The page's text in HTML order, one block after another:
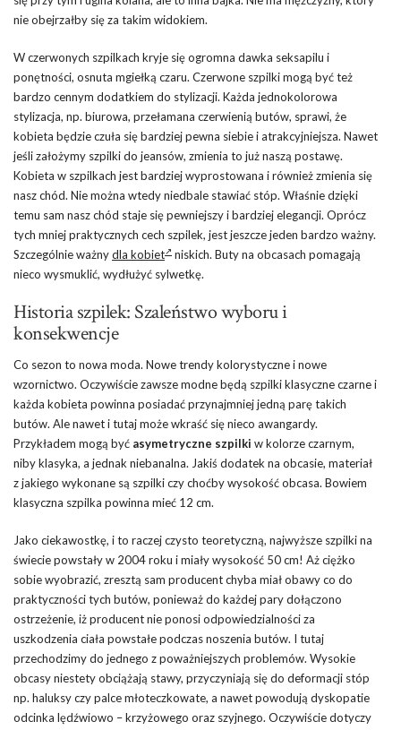
nie obejrzałby się za takim widokiem.
W czerwonych szpilkach kryje się ogromna dawka seksapilu i
ponętności, osnuta mgiełką czaru. Czerwone szpilki mogą być też
bardzo cennym dodatkiem do stylizacji. Każda jednokolorowa
stylizacja, np. biurowa, przełamana czerwienią butów, sprawi, że
kobieta będzie czuła się bardziej pewna siebie i atrakcyjniejsza. Nawet
jeśli założymy szpilki do jeansów, zmienia to już naszą postawę.
Kobieta w szpilkach jest bardziej wyprostowana i również zmienia się
nasz chód. Nie można wtedy niedbale stawiać stóp. Właśnie dzięki
temu sam nasz chód staje się pewniejszy i bardziej elegancji. Oprócz
tych mniej praktycznych cech szpilek, jest jeszcze jeden bardzo ważny.
Szczególnie ważnydla kobiet
niskich. Buty na obcasach pomagają
nieco wysmuklić, wydłużyć sylwetkę.
Historia szpilek: Szaleństwo wyboru i
konsekwencje
Co sezon to nowa moda. Nowe trendy kolorystyczne i nowe
wzornictwo. Oczywiście zawsze modne będą szpilki klasyczne czarne i
każda kobieta powinna posiadać przynajmniej jedną parę takich
butów. Ale nawet i tutaj może wkraść się nieco awangardy.
Przykładem mogą być asymetryczne szpilki w kolorze czarnym,
niby klasyka, a jednak niebanalna. Jakiś dodatek na obcasie, materiał
z jakiego wykonane są szpilki czy choćby wysokość obcasa. Bowiem
klasyczna szpilka powinna mieć 12 cm.
Jako ciekawostkę, i to raczej czysto teoretyczną, najwyższe szpilki na
świecie powstały w 2004 roku i miały wysokość 50 cm! Aż ciężko
sobie wyobrazić, zresztą sam producent chyba miał obawy co do
praktyczności tych butów, ponieważ do każdej pary dołączono
ostrzeżenie, iż producent nie ponosi odpowiedzialności za
uszkodzenia ciała powstałe podczas noszenia butów. I tutaj
przechodzimy do jednego z poważniejszych problemów. Wysokie
obcasy niestety obciążają stawy, przyczyniają się do deformacji stóp
np. haluksy czy palce młoteczkowate, a nawet powodują dyskopatie
odcinka lędźwiowo – krzyżowego oraz szyjnego. Oczywiście dotyczy